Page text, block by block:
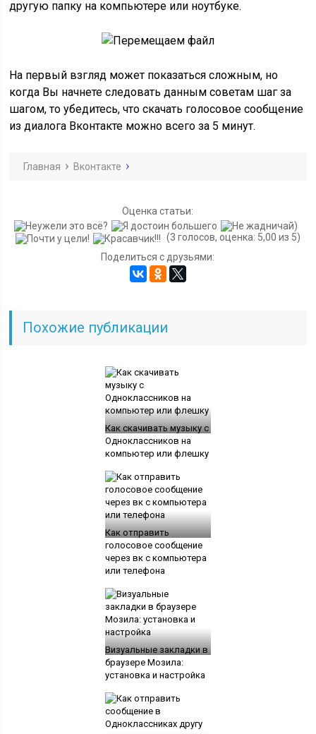
другую папку на компьютере или ноутбуке.
На первый взгляд может показаться сложным, но
когда Вы начнете следовать данным советам шаг за
шагом, то убедитесь, что скачать голосовое сообщение
из диалога Вконтакте можно всего за 5 минут.
Главная Вконтакте
Оценка статьи:
(3 голосов, оценка: 5,00 из 5)
Поделиться с друзьями:
Похожие публикации
Как скачивать музыку с
Одноклассников на
компьютер или флешку
Как отправить
голосовое сообщение
через вк с компьютера
или телефона
Визуальные закладки в
браузере Мозила:
установка и настройка